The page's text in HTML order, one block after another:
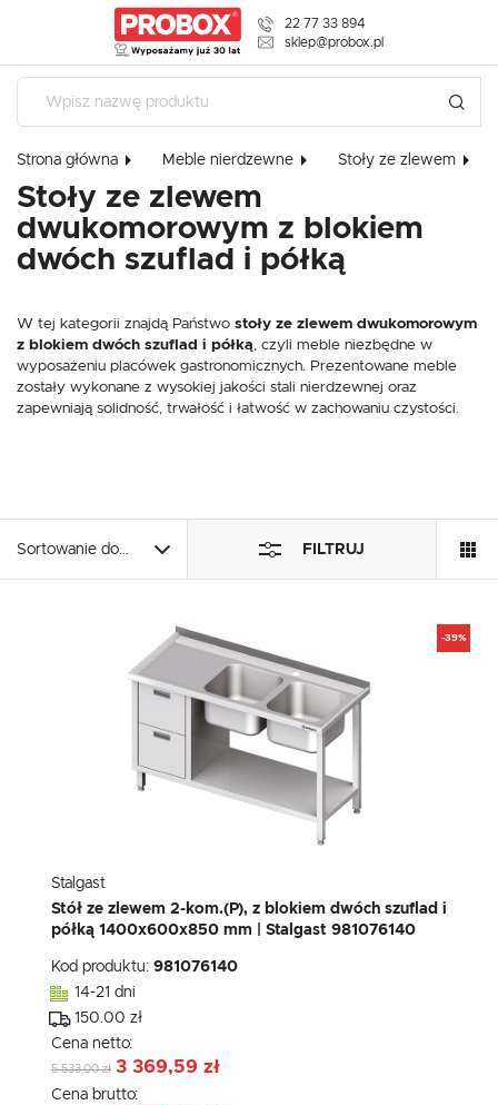
22 77 33 894
sklep@probox.pl
Strona główna Meble nierdzewne Stoły ze zlewem
Stoły ze zlewem
dwukomorowym z blokiem
dwóch szuflad i półką
W tej kategorii znajdą Państwo stoły ze zlewem dwukomorowym
z blokiem dwóch szuflad i półką, czyli meble niezbędne w
wyposażeniu placówek gastronomicznych. Prezentowane meble
zostały wykonane z wysokiej jakości stali nierdzewnej oraz
zapewniają solidność, trwałość i łatwość w zachowaniu czystości.
Sortowanie domyślne FILTRUJ
-39%
Stalgast
Stół ze zlewem 2-kom.(P), z blokiem dwóch szuflad i
półką 1400x600x850 mm | Stalgast 981076140
Kod produktu: 981076140
14-21 dni
150.00 zł
Cena netto:
5 533,00 zł 3 369,59 zł
Cena brutto:
Szanujemy Twoją prywatność. Możesz zmienić ustawienia
momencie możesz dokonać zmiany swoich ustawień.
Tego typu pliki cookies umożliwiają stronie internetowej zapamiętanie
określonych funkcjonalności czy prezentowanych treści.
Dzięki tym plikom cookies możemy zapewnić Ci większy komfort korzystania
Twoich indywidualnych preferencji. Wyrażenie zgody na funkcjonalne i
ilości funkcji na stronie.
Analityczne pliki cookies pomagają nam rozwijać się i dostosowywać do Twoich
Cookies analityczne pozwalają na uzyskanie informacji w zakresie
jaką odwiedzane są nasze serwisy www. Dane pozwalają nam na ocenę
analityczne pliki cookies gwarantuje dostępność wszystkich funkcjonalności.
Dzięki reklamowym plikom cookies prezentujemy Ci najciekawsze informacje i
Promocyjne pliki cookies służą do prezentowania Ci naszych komunikatów na
będących naszymi partnerami oraz innych dostawców usług. Firmy te
postaci wiadomości, ofert, komunikatów mediów społecznościowych.
Więcej
USTAWIENIA REGIONALNE
Lokalizacja
Polska
polski
Waluta
Polski złoty (PLN)